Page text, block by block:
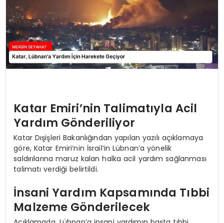
Katar Emiri’nin Talimatıyla Acil
Yardım Gönderiliyor
Katar Dışişleri Bakanlığından yapılan yazılı açıklamaya
göre, Katar Emiri’nin İsrail’in Lübnan’a yönelik
saldırılarına maruz kalan halka acil yardım sağlanması
talimatı verdiği belirtildi.
İnsani Yardım Kapsamında Tıbbi
Malzeme Gönderilecek